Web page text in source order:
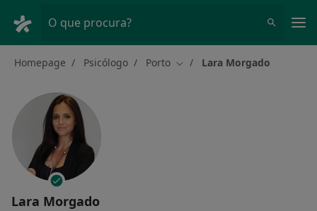
O que procura?
Homepage Psicólogo Porto Mudar de cidade
Lara Morgado
Lara Morgado